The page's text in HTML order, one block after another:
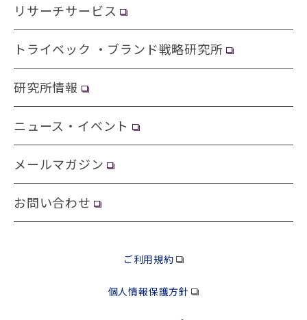
リサーチサービス
トライベック ・ブランド戦略研究所
研究所情報
ニュース・イベント
メールマガジン
お問い合わせ
ご利用規約
個人情報保護方針